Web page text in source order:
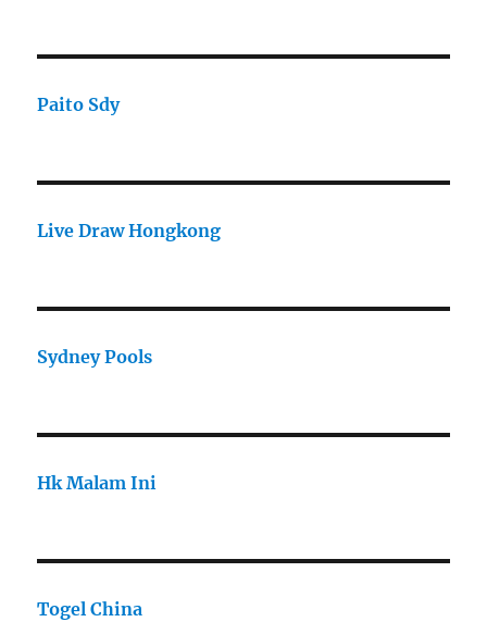
Paito Sdy
Live Draw Hongkong
Sydney Pools
Hk Malam Ini
Togel China